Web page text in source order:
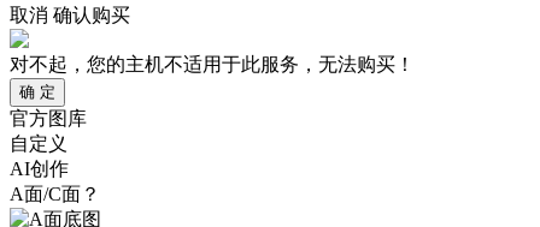
取消 确认购买
对不起，您的主机不适用于此服务，无法购买！
确 定
官方图库
自定义
AI创作
A面/C面？